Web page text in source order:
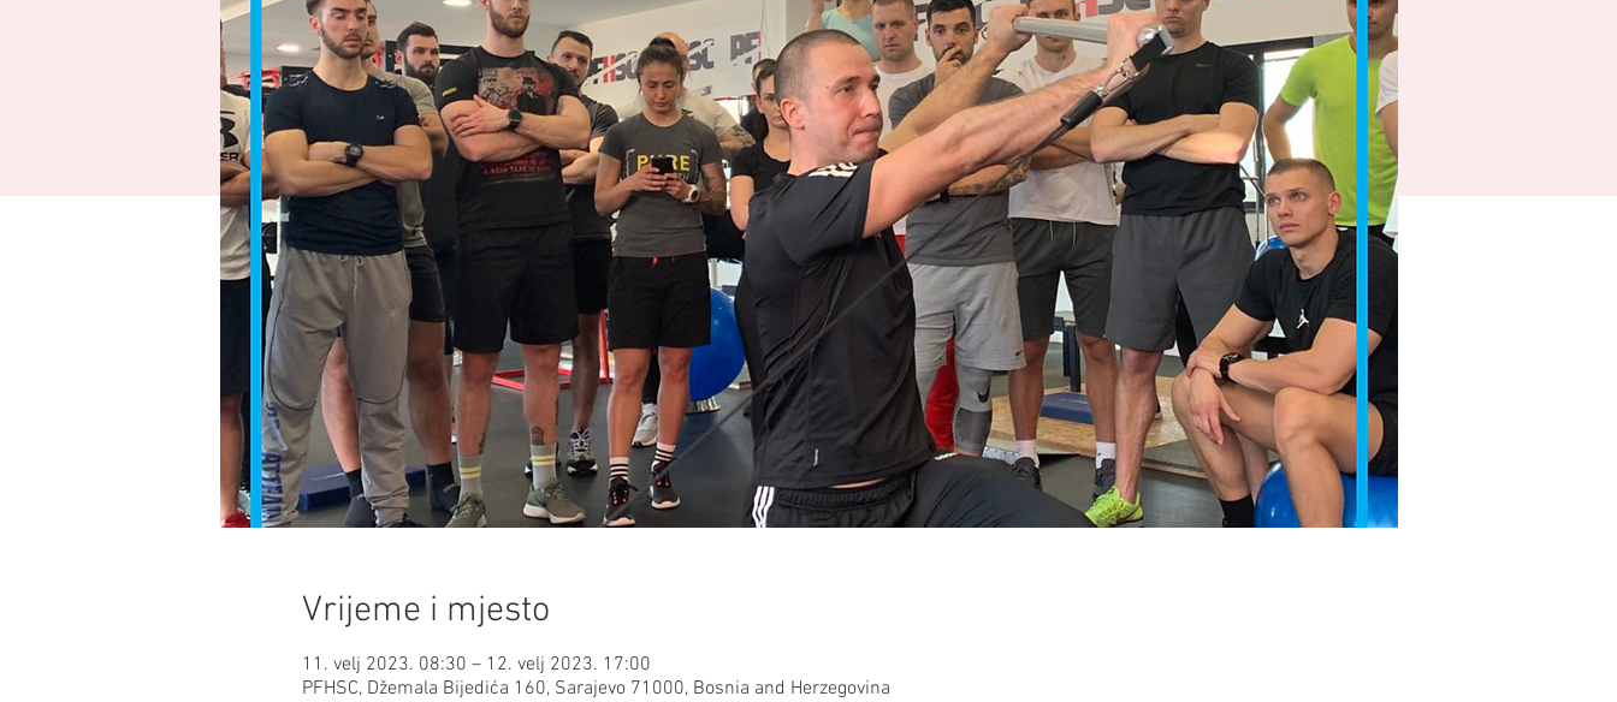
Vrijeme i mjesto
11. velj 2023. 08:30 – 12. velj 2023. 17:00
PFHSC, Džemala Bijedića 160, Sarajevo 71000, Bosnia and Herzegovina